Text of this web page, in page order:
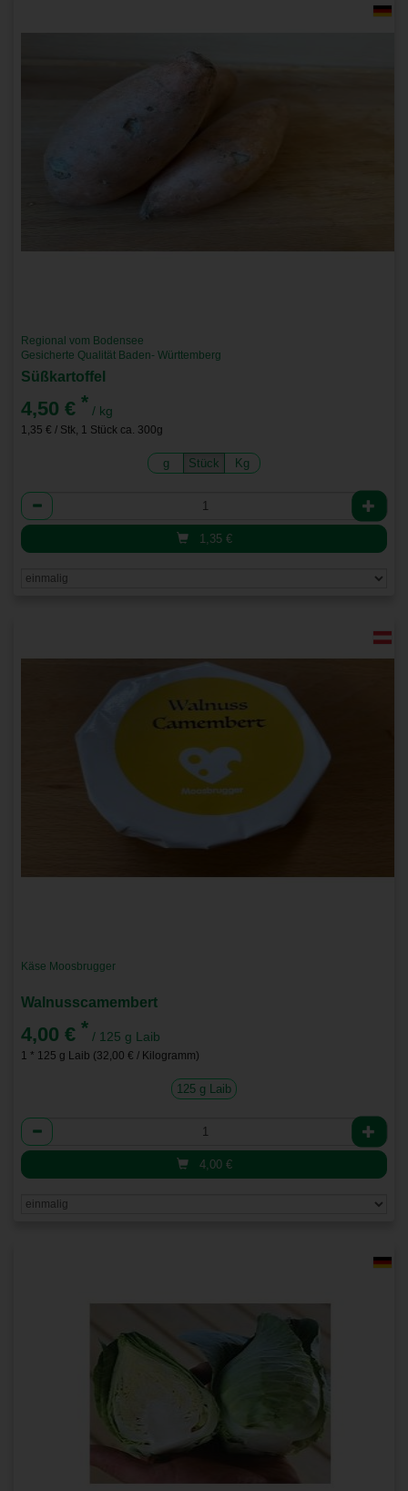
Regional vom Bodensee
Gesicherte Qualität Baden- Württemberg
Süßkartoffel
4,50 € * / kg
1,35 € / Stk, 1 Stück ca. 300g
g Stück Kg
Anzahl
1,35 €
Käse Moosbrugger
Walnusscamembert
4,00 € * / 125 g Laib
1 * 125 g Laib (32,00 € / Kilogramm)
125 g Laib
Anzahl
4,00 €